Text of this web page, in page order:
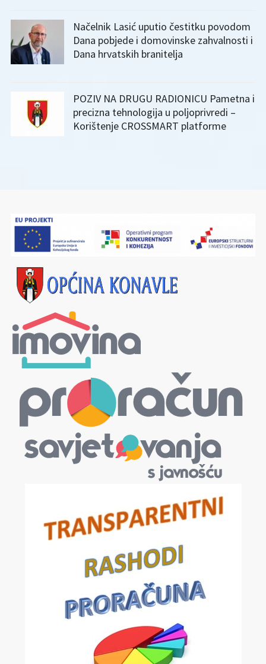
Načelnik Lasić uputio čestitku povodom
Dana pobjede i domovinske zahvalnosti i
Dana hrvatskih branitelja
POZIV NA DRUGU RADIONICU Pametna i
precizna tehnologija u poljoprivredi –
Korištenje CROSSMART platforme